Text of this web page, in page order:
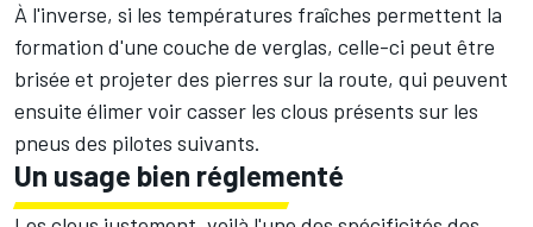
À l'inverse, si les températures fraîches permettent la
formation d'une couche de verglas, celle-ci peut être
brisée et projeter des pierres sur la route, qui peuvent
ensuite élimer voir casser les clous présents sur les
pneus des pilotes suivants.
Un usage bien réglementé